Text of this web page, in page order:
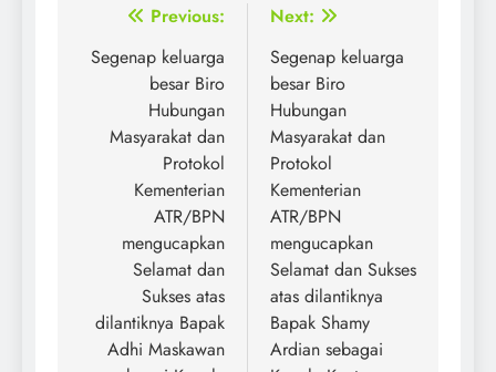
Post
navigation
Previous:
Segenap keluarga
besar Biro
Hubungan
Masyarakat dan
Protokol
Kementerian
ATR/BPN
mengucapkan
Selamat dan
Sukses atas
dilantiknya Bapak
Adhi Maskawan
Next:
Segenap keluarga
besar Biro
Hubungan
Masyarakat dan
Protokol
Kementerian
ATR/BPN
mengucapkan
Selamat dan Sukses
atas dilantiknya
Bapak Shamy
Ardian sebagai